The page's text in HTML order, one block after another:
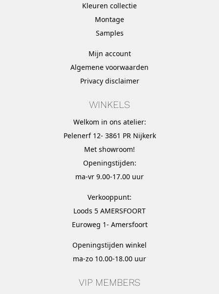
Kleuren collectie
Montage
Samples
Mijn account
Algemene voorwaarden
Privacy disclaimer
WINKELS
Welkom in ons atelier:
Pelenerf 12- 3861 PR Nijkerk
Met showroom!
Openingstijden:
ma-vr 9.00-17.00 uur
Verkooppunt:
Loods 5 AMERSFOORT
Euroweg 1- Amersfoort
Openingstijden winkel
ma-zo 10.00-18.00 uur
VIP MEMBERS